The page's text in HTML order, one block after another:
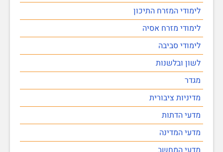
לימודי המזרח התיכון
לימודי מזרח אסיה
לימודי סביבה
לשון ובלשנות
מגדר
מדיניות ציבורית
מדעי הדתות
מדעי המדינה